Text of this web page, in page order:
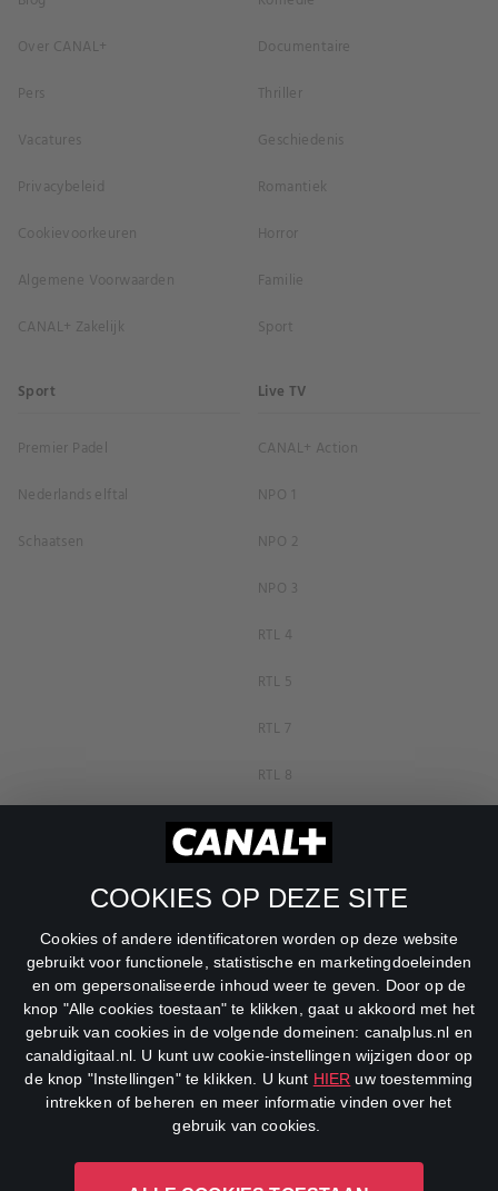
COOKIES OP DEZE SITE
Cookies of andere identificatoren worden op deze website
gebruikt voor functionele, statistische en marketingdoeleinden
en om gepersonaliseerde inhoud weer te geven. Door op de
knop "Alle cookies toestaan" te klikken, gaat u akkoord met het
gebruik van cookies in de volgende domeinen: canalplus.nl en
canaldigitaal.nl. U kunt uw cookie-instellingen wijzigen door op
de knop "Instellingen" te klikken. U kunt HIER uw toestemming
intrekken of beheren en meer informatie vinden over het
gebruik van cookies.
Over CANAL+
Pers
Vacatures
Privacybeleid
Cookievoorkeuren
Algemene Voorwaarden
CANAL+ Zakelijk
Documentaire
Thriller
Geschiedenis
Romantiek
Horror
Familie
Sport
Sport
Premier Padel
Nederlands elftal
Schaatsen
Live TV
CANAL+ Action
NPO 1
NPO 2
NPO 3
RTL 4
RTL 5
RTL 7
RTL 8
RTL Z
SBS6
Veronica
DreamWorks Channel